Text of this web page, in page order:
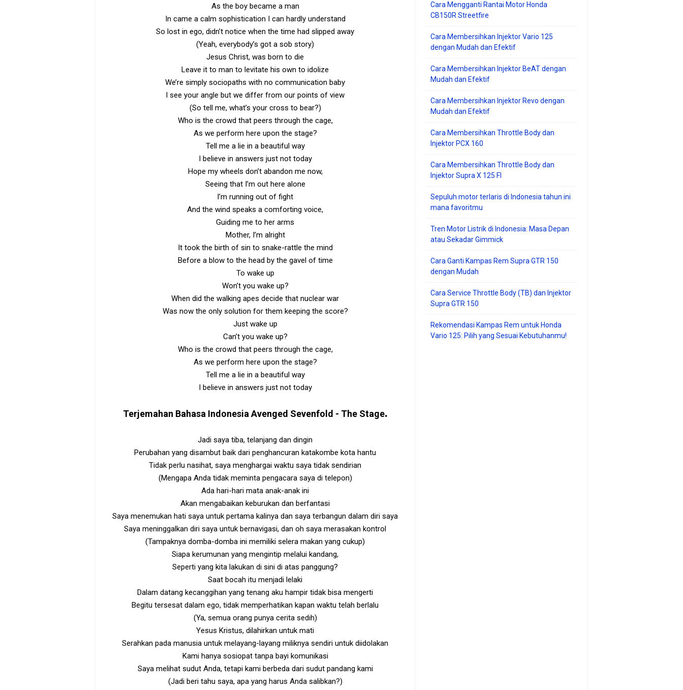
As the boy became a man
In came a calm sophistication I can hardly understand
So lost in ego, didn’t notice when the time had slipped away
(Yeah, everybody’s got a sob story)
Jesus Christ, was born to die
Leave it to man to levitate his own to idolize
We’re simply sociopaths with no communication baby
I see your angle but we differ from our points of view
(So tell me, what’s your cross to bear?)
Who is the crowd that peers through the cage,
As we perform here upon the stage?
Tell me a lie in a beautiful way
I believe in answers just not today
Hope my wheels don’t abandon me now,
Seeing that I’m out here alone
I’m running out of fight
And the wind speaks a comforting voice,
Guiding me to her arms
Mother, I’m alright
It took the birth of sin to snake-rattle the mind
Before a blow to the head by the gavel of time
To wake up
Won’t you wake up?
When did the walking apes decide that nuclear war
Was now the only solution for them keeping the score?
Just wake up
Can’t you wake up?
Who is the crowd that peers through the cage,
As we perform here upon the stage?
Tell me a lie in a beautiful way
I believe in answers just not today
Terjemahan Bahasa Indonesia Avenged Sevenfold - The Stage.
Jadi saya tiba, telanjang dan dingin
Perubahan yang disambut baik dari penghancuran katakombe kota hantu
Tidak perlu nasihat, saya menghargai waktu saya tidak sendirian
(Mengapa Anda tidak meminta pengacara saya di telepon)
Ada hari-hari mata anak-anak ini
Akan mengabaikan keburukan dan berfantasi
Saya menemukan hati saya untuk pertama kalinya dan saya terbangun dalam diri saya
Saya meninggalkan diri saya untuk bernavigasi, dan oh saya merasakan kontrol
(Tampaknya domba-domba ini memiliki selera makan yang cukup)
Siapa kerumunan yang mengintip melalui kandang,
Seperti yang kita lakukan di sini di atas panggung?
Saat bocah itu menjadi lelaki
Dalam datang kecanggihan yang tenang aku hampir tidak bisa mengerti
Begitu tersesat dalam ego, tidak memperhatikan kapan waktu telah berlalu
(Ya, semua orang punya cerita sedih)
Yesus Kristus, dilahirkan untuk mati
Serahkan pada manusia untuk melayang-layang miliknya sendiri untuk diidolakan
Kami hanya sosiopat tanpa bayi komunikasi
Saya melihat sudut Anda, tetapi kami berbeda dari sudut pandang kami
(Jadi beri tahu saya, apa yang harus Anda salibkan?)
Cara Mengganti Rantai Motor Honda
CB150R Streetfire
Cara Membersihkan Injektor Vario 125
dengan Mudah dan Efektif
Cara Membersihkan Injektor BeAT dengan
Mudah dan Efektif
Cara Membersihkan Injektor Revo dengan
Mudah dan Efektif
Cara Membersihkan Throttle Body dan
Injektor PCX 160
Cara Membersihkan Throttle Body dan
Injektor Supra X 125 FI
Sepuluh motor terlaris di Indonesia tahun ini
mana favoritmu
Tren Motor Listrik di Indonesia: Masa Depan
atau Sekadar Gimmick
Cara Ganti Kampas Rem Supra GTR 150
dengan Mudah
Cara Service Throttle Body (TB) dan Injektor
Supra GTR 150
Rekomendasi Kampas Rem untuk Honda
Vario 125: Pilih yang Sesuai Kebutuhanmu!